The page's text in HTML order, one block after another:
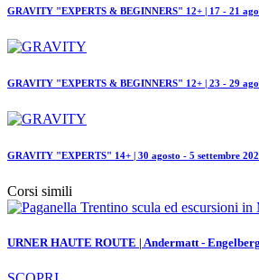
GRAVITY "EXPERTS & BEGINNERS" 12+ | 17 - 21
GRAVITY "EXPERTS & BEGINNERS" 12+ | 23 - 29
GRAVITY "EXPERTS" 14+ | 30 agosto - 5 settembre
Corsi simili
URNER HAUTE ROUTE | Andermatt - Engelberg